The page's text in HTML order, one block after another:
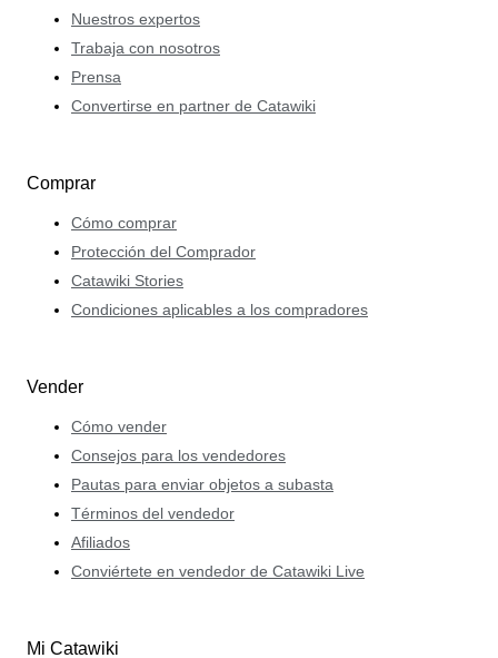
Nuestros expertos
Trabaja con nosotros
Prensa
Convertirse en partner de Catawiki
Comprar
Cómo comprar
Protección del Comprador
Catawiki Stories
Condiciones aplicables a los compradores
Vender
Cómo vender
Consejos para los vendedores
Pautas para enviar objetos a subasta
Términos del vendedor
Afiliados
Conviértete en vendedor de Catawiki Live
Mi Catawiki